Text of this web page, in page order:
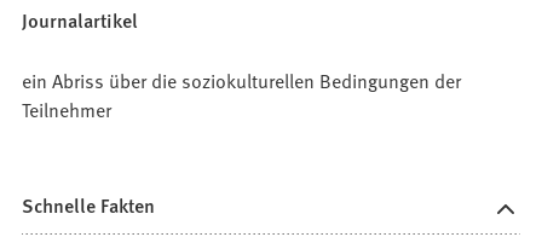
Journalartikel
ein Abriss über die soziokulturellen Bedingungen der
Teilnehmer
Schnelle Fakten